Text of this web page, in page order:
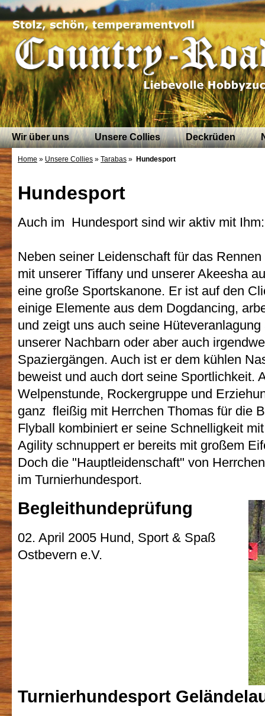
Wir über uns Unsere Collies Deckrüden
Home » Unsere Collies » Tarabas » Hundesport
Hundesport
Auch im Hundesport sind wir aktiv mit Ihm:
Neben seiner Leidenschaft für das
mit unserer Tiffany und unserer Akeesha
eine große Sportskanone. Er ist auf den
einige Elemente aus dem Dogdancing,
und zeigt uns auch seine
unserer Nachbarn oder aber auch
Spaziergängen. Auch ist er dem kühlen
beweist und auch dort seine Sportlichkeit.
Welpenstunde, Rockergruppe und
ganz fleißig mit Herrchen Thomas für die
Flyball kombiniert er seine Schnelligkeit
Agility schnuppert er bereits mit großem
Doch die "Hauptleidenschaft" von
im Turnierhundesport.
Begleithundeprüfung
02. April 2005 Hund, Sport & Spaß
Ostbevern e.V.
Turnierhundesport